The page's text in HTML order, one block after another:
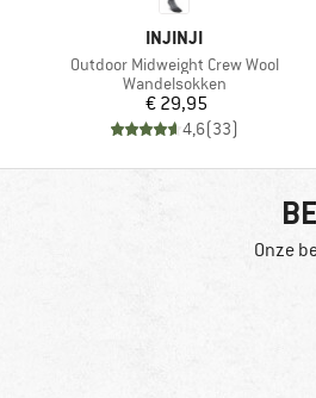
MERK
INJINJI
Artikel
Outdoor Midweight Crew Wool
Productgroep
Wandelsokken
Prijs
€ 29,95
4,6(33)
Onze